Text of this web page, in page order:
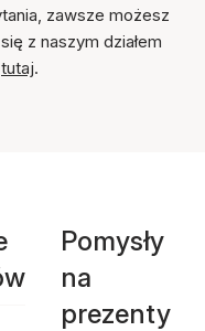
zawsze możesz
z naszym działem
tutaj.
Pomysły
na
prezenty